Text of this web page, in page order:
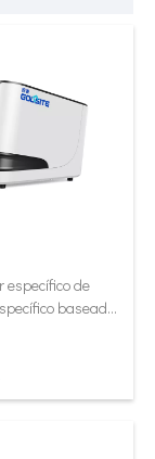
específico de
baseado
inovador.